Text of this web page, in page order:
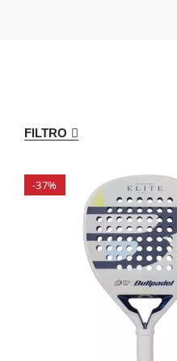
FILTRO
-37%